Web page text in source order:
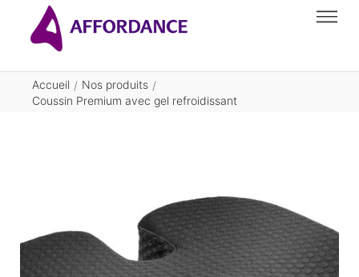
Accueil / Nos produits /
Coussin Premium avec gel refroidissant